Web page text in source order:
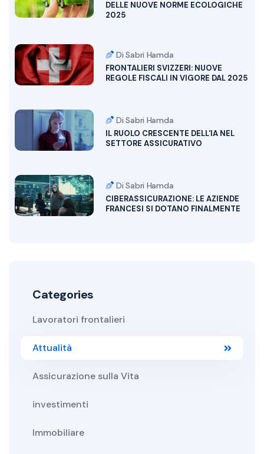
DELLE NUOVE NORME ECOLOGICHE
2025
Di Sabri Hamda
FRONTALIERI SVIZZERI: NUOVE
REGOLE FISCALI IN VIGORE DAL 2025
Di Sabri Hamda
IL RUOLO CRESCENTE DELL'IA NEL
SETTORE ASSICURATIVO
Di Sabri Hamda
CIBERASSICURAZIONE: LE AZIENDE
FRANCESI SI DOTANO FINALMENTE
Categories
Lavoratori frontalieri
Attualità
Assicurazione sulla Vita
investimenti
Immobiliare